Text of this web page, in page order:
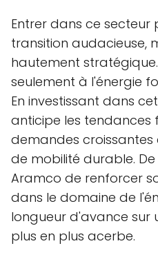
Entrer dans ce secteur
transition audacieuse,
hautement
seulement à l'énergie
En investissant dans
anticipe les tendances
demandes
de mobilité durable.
Aramco de renforcer
dans le domaine de
longueur d'avance sur
plus en plus acerbe.